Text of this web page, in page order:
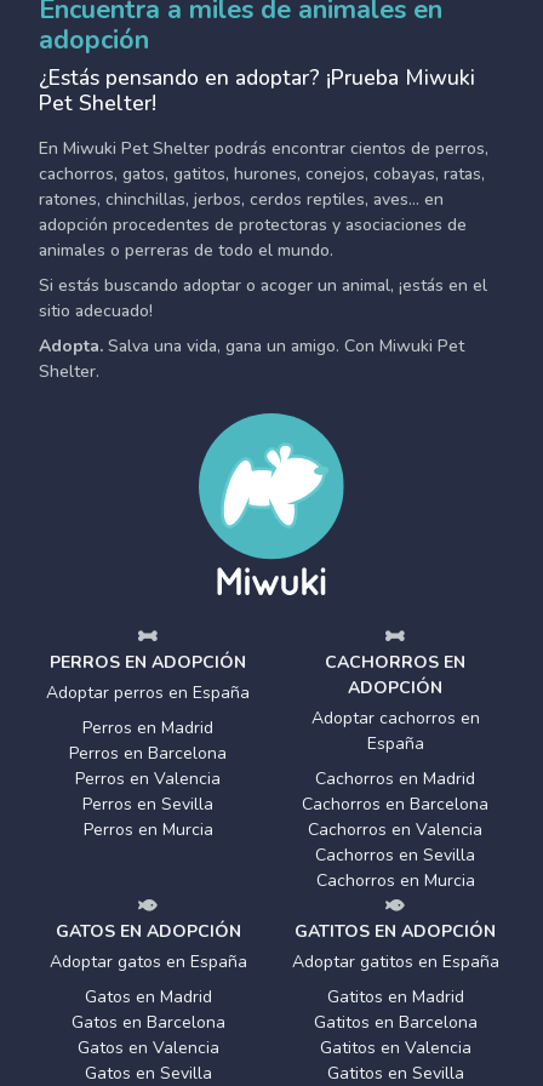
Encuentra a miles de animales en
adopción
¿Estás pensando en adoptar? ¡Prueba Miwuki
Pet Shelter!
En Miwuki Pet Shelter podrás encontrar cientos de perros,
cachorros, gatos, gatitos, hurones, conejos, cobayas, ratas,
ratones, chinchillas, jerbos, cerdos reptiles, aves... en
adopción procedentes de protectoras y asociaciones de
animales o perreras de todo el mundo.
Si estás buscando adoptar o acoger un animal, ¡estás en el
sitio adecuado!
Adopta. Salva una vida, gana un amigo. Con Miwuki Pet
Shelter.
PERROS EN ADOPCIÓN
Adoptar perros en España
Perros en Madrid
Perros en Barcelona
Perros en Valencia
Perros en Sevilla
Perros en Murcia
CACHORROS EN
ADOPCIÓN
Adoptar cachorros en
España
Cachorros en Madrid
Cachorros en Barcelona
Cachorros en Valencia
Cachorros en Sevilla
Cachorros en Murcia
GATOS EN ADOPCIÓN
Adoptar gatos en España
Gatos en Madrid
Gatos en Barcelona
Gatos en Valencia
Gatos en Sevilla
GATITOS EN ADOPCIÓN
Adoptar gatitos en España
Gatitos en Madrid
Gatitos en Barcelona
Gatitos en Valencia
Gatitos en Sevilla